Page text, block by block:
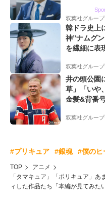
双葉社グループ
韓ドラ史上
神”ナムグ
を繊細に表
双葉社グループ
井の頭公園
草」「いや
金髪&背番
ー”映像が
双葉社グループ
#プリキュア #銀魂 #僕のヒ
TOP
アニメ
「タマキュア」「ポリキュア」
ィした作品たち「本編が見てみた